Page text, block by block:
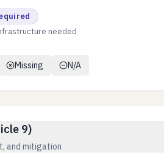
needed
Missing N/A
9)
and mitigation